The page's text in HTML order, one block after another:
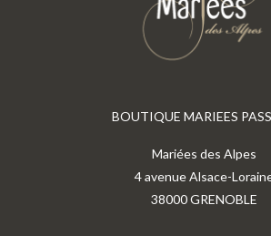
BOUTIQUE MARIEES
Mariées des Alpes
4 avenue Alsace-
38000 GRENOBLE